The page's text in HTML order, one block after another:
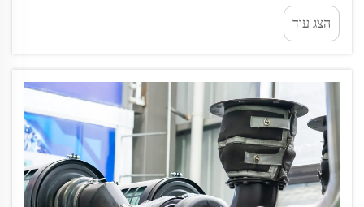
בתעשייה בתחום מערכות ייצור החשמל הניתנות להתאמה כדי לענות על מגוון
יישומים...
הצג עוד